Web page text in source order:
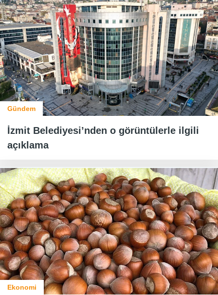
Gündem
İzmit Belediyesi’nden o görüntülerle ilgili
açıklama
Ekonomi